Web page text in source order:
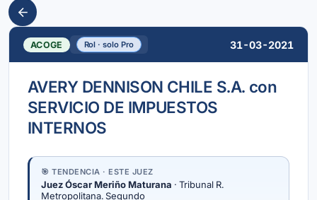
ACOGE Rol · solo Pro 31-03-2021
AVERY DENNISON CHILE S.A. con
SERVICIO DE IMPUESTOS
INTERNOS
🎯 TENDENCIA · ESTE JUEZ
Juez Óscar Meriño Maturana · Tribunal R.
Metropolitana. Segundo